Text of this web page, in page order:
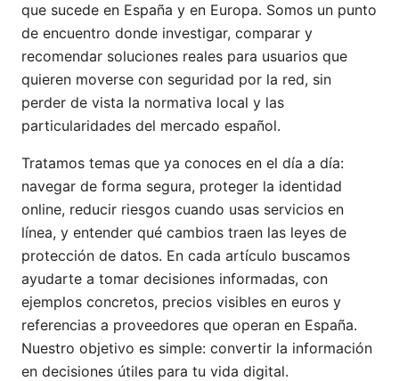
que sucede en España y en Europa. Somos un punto
de encuentro donde investigar, comparar y
recomendar soluciones reales para usuarios que
quieren moverse con seguridad por la red, sin
perder de vista la normativa local y las
particularidades del mercado español.
Tratamos temas que ya conoces en el día a día:
navegar de forma segura, proteger la identidad
online, reducir riesgos cuando usas servicios en
línea, y entender qué cambios traen las leyes de
protección de datos. En cada artículo buscamos
ayudarte a tomar decisiones informadas, con
ejemplos concretos, precios visibles en euros y
referencias a proveedores que operan en España.
Nuestro objetivo es simple: convertir la información
en decisiones útiles para tu vida digital.